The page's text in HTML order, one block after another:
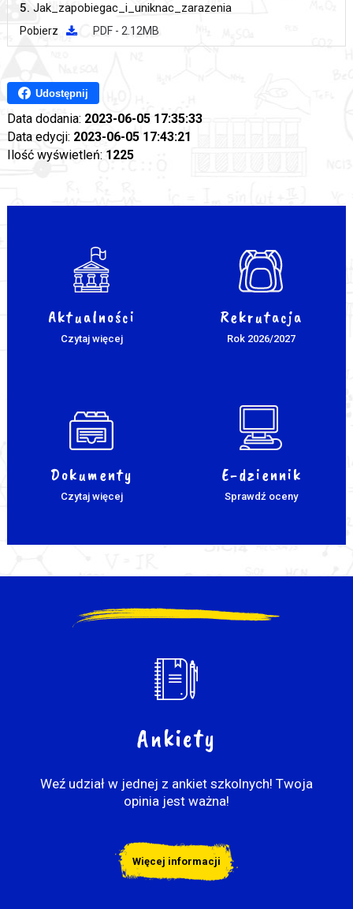
5. Jak_zapobiegac_i_uniknac_zarazenia
Pobierz PDF - 2.12MB
Udostępnij
Data dodania: 2023-06-05 17:35:33
Data edycji: 2023-06-05 17:43:21
Ilość wyświetleń: 1225
Aktualności
Czytaj więcej
Rekrutacja
Rok 2026/2027
Dokumenty
Czytaj więcej
E-dziennik
Sprawdź oceny
Ankiety
Weź udział w jednej z ankiet szkolnych! Twoja
opinia jest ważna!
Więcej informacji